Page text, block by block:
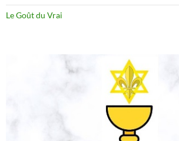
Le Goût du Vrai